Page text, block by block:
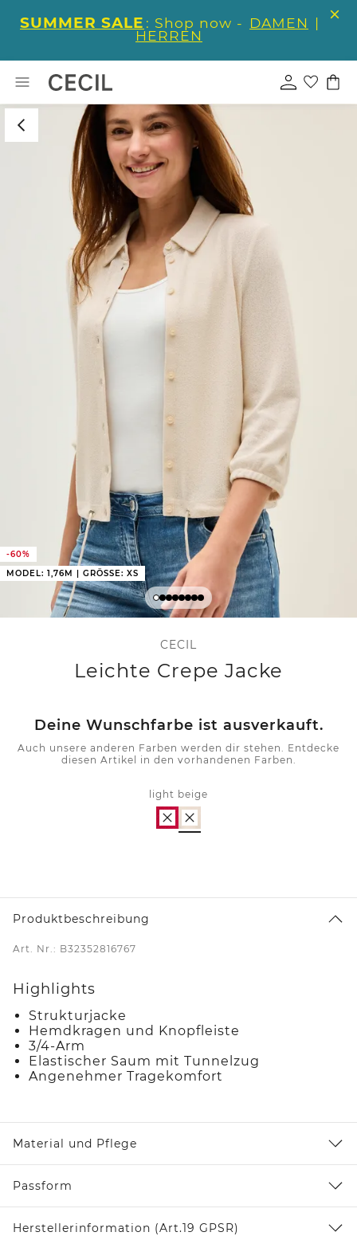
SUMMER SALE : Shop now - DAMEN |
HERREN
-60%
MODEL: 1,76M | GRÖSSE: XS
CECIL
Leichte Crepe Jacke
Deine Wunschfarbe ist ausverkauft.
Auch unsere anderen Farben werden dir stehen. Entdecke
diesen Artikel in den vorhandenen Farben.
light beige
Produktbeschreibung
Art. Nr.: B32352816767
Highlights
Strukturjacke
Hemdkragen und Knopfleiste
3/4-Arm
Elastischer Saum mit Tunnelzug
Angenehmer Tragekomfort
Material und Pflege
Passform
Herstellerinformation (Art.19 GPSR)